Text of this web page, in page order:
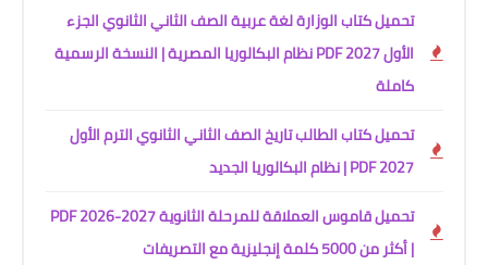
تحميل كتاب الوزارة لغة عربية الصف الثاني الثانوي الجزء
الأول 2027 PDF نظام البكالوريا المصرية | النسخة الرسمية
كاملة
تحميل كتاب الطالب تاريخ الصف الثاني الثانوي الترم الأول
2027 PDF | نظام البكالوريا الجديد
تحميل قاموس العملاقة للمرحلة الثانوية PDF 2026-2027
| أكثر من 5000 كلمة إنجليزية مع التصريفات